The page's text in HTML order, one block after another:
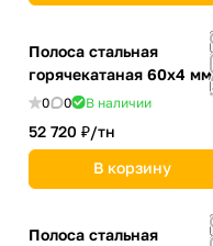
Полоса стальная
горячекатаная 60х4 мм
0 0 В наличии
52 720 ₽/тн
В корзину
Полоса стальная